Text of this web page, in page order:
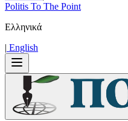
Politis To The Point
Ελληνικά
| Εnglish